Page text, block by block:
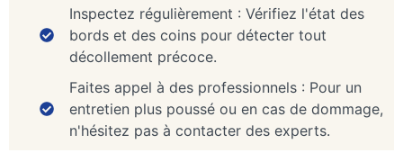
Inspectez régulièrement : Vérifiez l'état des
bords et des coins pour détecter tout
décollement précoce.
Faites appel à des professionnels : Pour un
entretien plus poussé ou en cas de dommage,
n'hésitez pas à contacter des experts.